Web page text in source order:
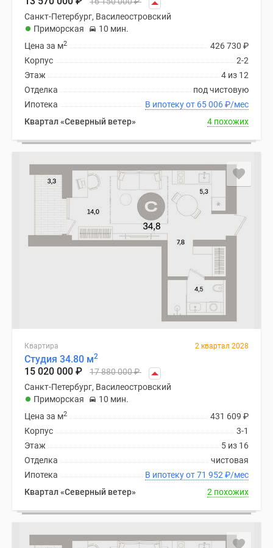
Санкт-Петербург, Василеостровский
Приморская
10 мин.
426 730 ₽
Цена за м2
2-2
Корпус
4 из 12
Этаж
под чистовую
Отделка
В ипотеку от 65 006₽/мес
Ипотека
Квартал «Северный ветер»
4 похожих
Квартира 2 квартал 2028
Студия 34.80 м2
15 020 000 ₽ 17 880 000₽
Санкт-Петербург, Василеостровский
Приморская
10 мин.
431 609 ₽
Цена за м2
3-1
Корпус
5 из 16
Этаж
чистовая
Отделка
В ипотеку от 71 952 ₽/мес
Ипотека
Квартал «Северный ветер»
2 похожих